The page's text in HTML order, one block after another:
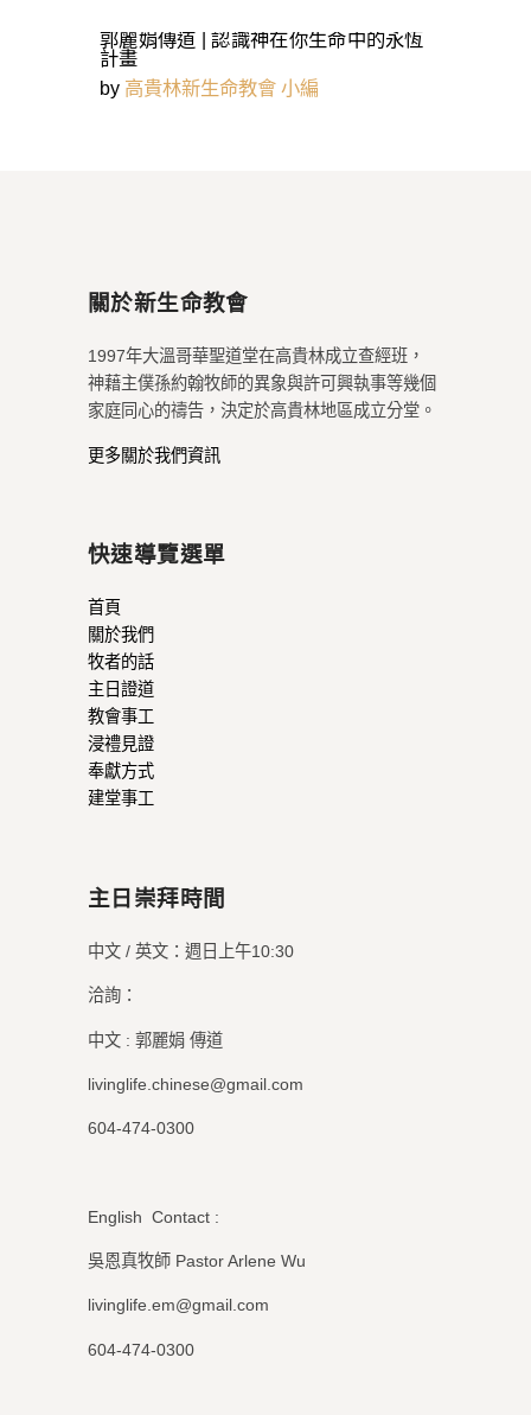
郭麗娟傳道 | 認識神在你生命中的永恆
計畫
by 高貴林新生命教會 小編
關於新生命教會
1997年大溫哥華聖道堂在高貴林成立查經班，
神藉主僕孫約翰牧師的異象與許可興執事等幾個
家庭同心的禱告，決定於高貴林地區成立分堂。
更多關於我們資訊
快速導覽選單
首頁
關於我們
牧者的話
主日證道
教會事工
浸禮見證
奉獻方式
建堂事工
主日崇拜時間
中文 / 英文：週日上午10:30
洽詢：
中文 : 郭麗娟 傳道
livinglife.chinese@gmail.com
604-474-0300
English Contact :
吳恩真牧師 Pastor Arlene Wu
livinglife.em@gmail.com
604-474-0300